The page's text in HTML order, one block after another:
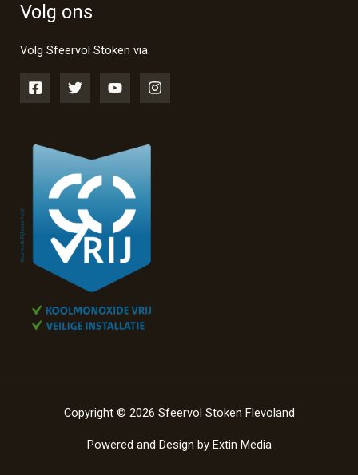
Volg ons
Volg Sfeervol Stoken via
Copyright © 2026 Sfeervol Stoken Flevoland
Powered and Design by Extin Media